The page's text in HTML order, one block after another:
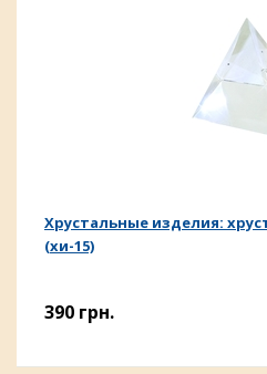
Хрустальные изделия:
(хи-15)
390 грн.